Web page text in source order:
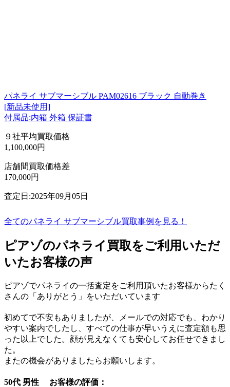
パネライ サブマーシブル PAM02616 ブラック 自動巻き
[新品未使用]
付属品:内箱 外箱 保証書
９社平均買取価格
1,100,000円
店舗間買取価格差
170,000円
査定日:2025年09月05日
全てのパネライ サブマーシブル買取事例を見る！
ピアゾのパネライ買取をご利用いただ
いたお客様の声
ピアゾでパネライの一括査定をご利用頂いたお客様からたく
さんの「ありがとう」をいただいています
初めてで不安もありましたが、メールでの対応でも、わかり
やすい案内でしたし、すべての仕事が早いうえに査定額も思
った以上でした。顔が見えなくても安心してお任せできまし
た。
またの機会がありましたらお願いします。
50代 男性 お客様の評価：